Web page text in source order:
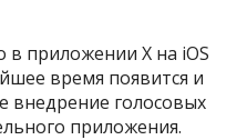
в приложении X на iOS
время появится и
внедрение голосовых
приложения.